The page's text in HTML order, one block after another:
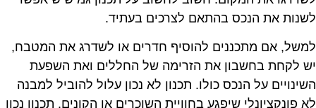
את הנכס בהתאם לצרכים בעתיד.
אם מתכננים להוסיף חדרים או לשדרג את המטבח,
לקחת בחשבון את הזרימה של החללים ואת השפעת
על הנכס כולו. תכנון לא נכון עלול להוביל למבנה
פונקציונלי שיפגע בחוויית השוכרים או הקונים. תכנון נכון